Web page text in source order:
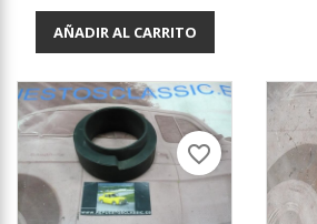
AÑADIR AL CARRITO
favorite_border